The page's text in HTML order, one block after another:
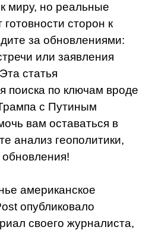
миру, но реальные
сторон к
за обновлениями:
или заявления
статья
поиска по ключам вроде
с Путиным
вам оставаться в
анализ геополитики,
американское
опубликовало
своего журналиста,